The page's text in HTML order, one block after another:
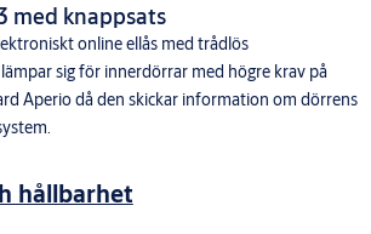
med knappsats
online ellås med trådlös
sig för innerdörrar med högre krav på
Aperio då den skickar information om dörrens
hållbarhet